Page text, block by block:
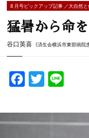
8 月号ピックアップ記事 ／大自然
猛暑から命を
谷口英喜 （済生会横浜市東部病院
F
a
c
e
T
w
itt
er
e